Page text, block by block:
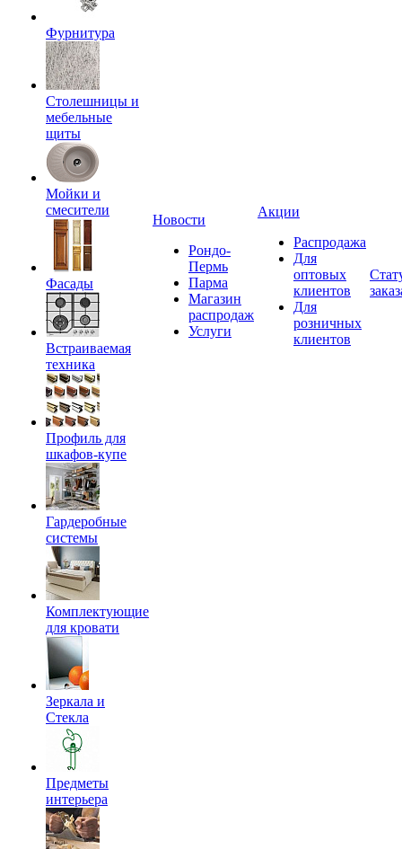
Фурнитура
Столешницы и
мебельные
щиты
Мойки и
смесители
Фасады
Встраиваемая
техника
Профиль для
шкафов-купе
Гардеробные
системы
Комплектующие
для кровати
Зеркала и
Стекла
Предметы
интерьера
Новости
Рондо-
Пермь
Парма
Магазин
распродаж
Услуги
Акции
Распродажа
Для
оптовых
клиентов
Для
розничных
клиентов